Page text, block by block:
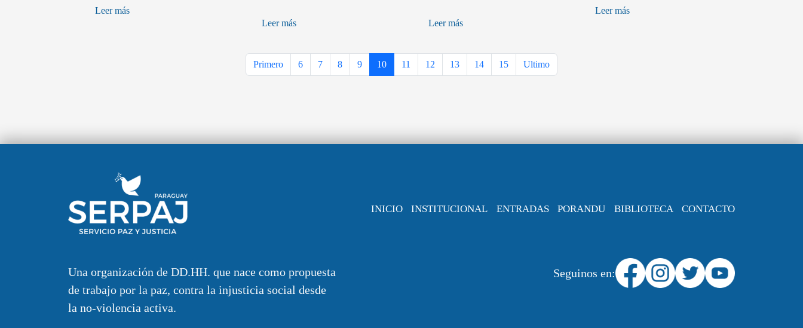
Leer más
Leer más Leer más
Leer más
Primero 6 7 8 9 10 11 12 13 14 15 Ultimo
Una organización de DD.HH. que nace como propuesta
de trabajo por la paz, contra la injusticia social desde
la no-violencia activa.
INICIO INSTITUCIONAL ENTRADAS PORANDU BIBLIOTECA CONTACTO
Seguinos en: